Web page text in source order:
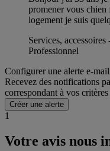
promener vous chien
logement je suis
Services,
Professionnel
Configurer une alerte e-mail
Recevez des notifications
correspondant à vos
Créer une alerte
1
Votre avis nous